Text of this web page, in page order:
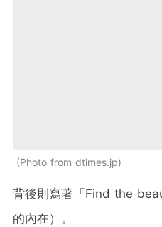
Photo from dtimes.jp
背後則寫著「Find the
的內在）。